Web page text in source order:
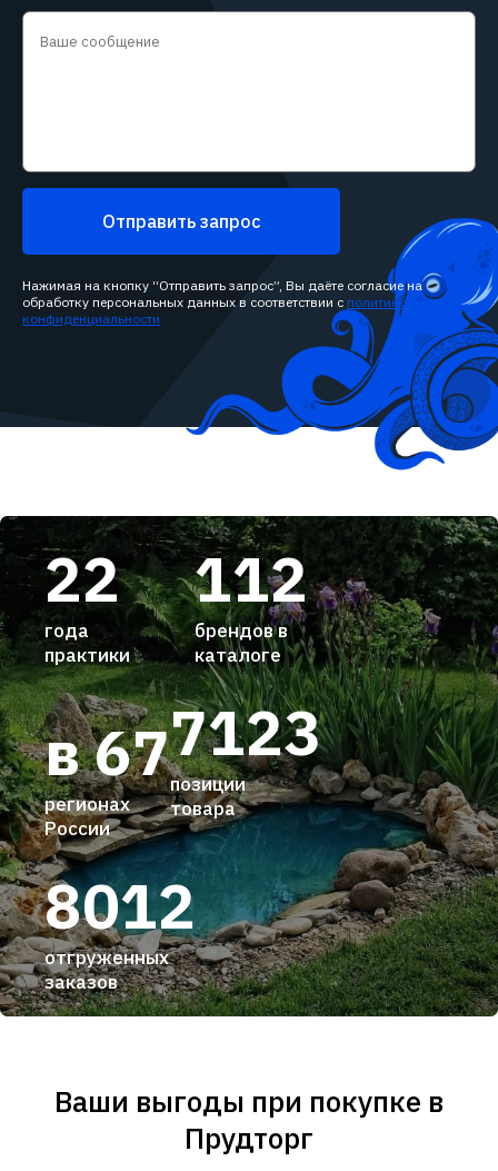
Отправить запрос
Нажимая на кнопку “Отправить запрос”, Вы даёте согласие на
обработку персональных данных в соответствии с политикой
конфиденциальности
22
года
практики
112
брендов в
каталоге
7123
позиции
товара
8012
отгруженных
заказов
в 67
регионах
России
Ваши выгоды при покупке в
Прудторг